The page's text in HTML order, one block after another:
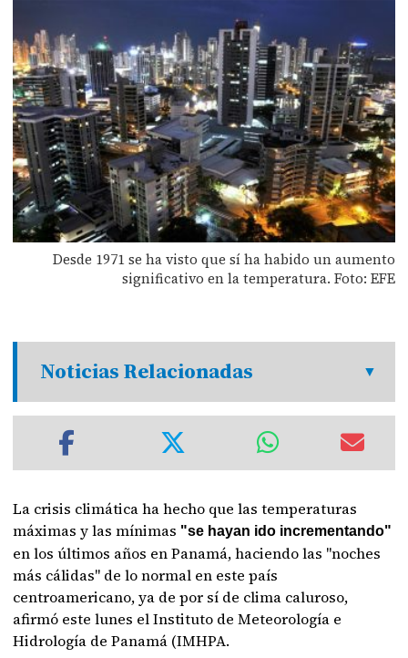
Desde 1971 se ha visto que sí ha habido un aumento
significativo en la temperatura. Foto: EFE
Noticias Relacionadas
La crisis climática ha hecho que las temperaturas
máximas y las mínimas "se hayan ido incrementando"
en los últimos años en Panamá, haciendo las "noches
más cálidas" de lo normal en este país
centroamericano, ya de por sí de clima caluroso,
afirmó este lunes el Instituto de Meteorología e
Hidrología de Panamá (IMHPA.